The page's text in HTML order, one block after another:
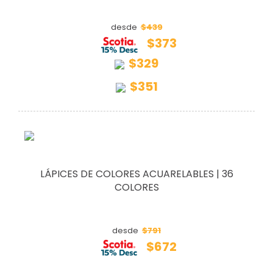
desde $439
$373
$329
$351
LÁPICES DE COLORES ACUARELABLES | 36
COLORES
desde $791
$672